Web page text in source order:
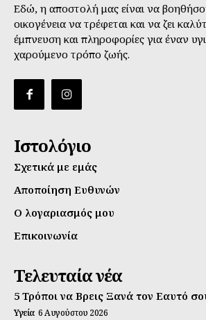
Εδώ, η αποστολή μας είναι να
οικογένεια να τρέφεται και να ζει
έμπνευση και πληροφορίες για έναν
χαρούμενο τρόπο ζωής.
Ιστολόγιο
Σχετικά με εμάς
Αποποίηση Ευθυνών
Ο λογαριασμός μου
Επικοινωνία
Τελευταία νέα
5 Τρόποι να Βρεις Ξανά τον Εαυτό
Υγεία 6 Αυγούστου 2026